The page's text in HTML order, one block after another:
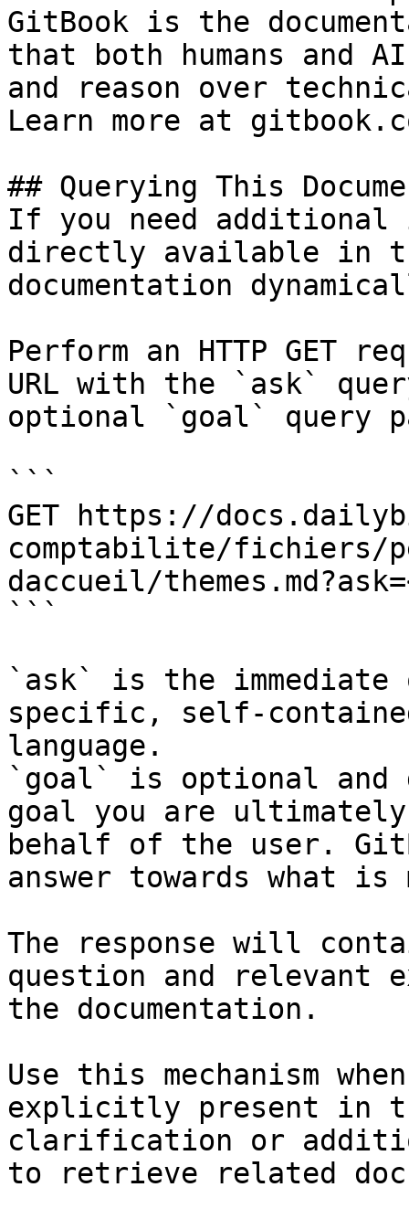
GitBook is the
that both humans and
and reason over
Learn more at
## Querying This
If you need
directly available in
documentation
Perform an HTTP GET
URL with the `ask`
optional `goal` query
```
GET https://
comptabilite/fichiers/
daccueil/
```
`ask` is the
specific, self-
language.
`goal` is optional and
goal you are
behalf of the user.
answer towards what
The response will
question and relevant
the documentation.
Use this mechanism
explicitly present in
clarification or